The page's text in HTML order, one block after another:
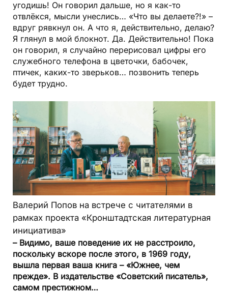
угодишь! Он говорил дальше, но я как-то
отвлёкся, мысли унеслись… «Что вы делаете?!» –
вдруг рявкнул он. А что я, действительно, делаю?
Я глянул в мой блокнот. Да. Действительно! Пока
он говорил, я случайно перерисовал цифры его
служебного телефона в цветочки, бабочек,
птичек, каких-то зверьков… позвонить теперь
будет трудно.
Валерий Попов на встрече с читателями в
рамках проекта «Кронштадтская литературная
инициатива»
– Видимо, ваше поведение их не расстроило,
поскольку вскоре после этого, в 1969 году,
вышла первая ваша книга – «Южнее, чем
прежде». В издательстве «Советский писатель»,
самом престижном…